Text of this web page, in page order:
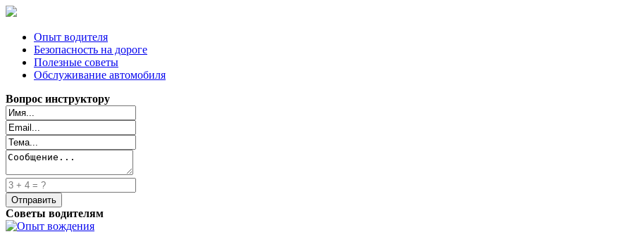
Опыт водителя
Безопасность на дороге
Полезные советы
Обслуживание автомобиля
Вопрос инструктору
Советы водителям